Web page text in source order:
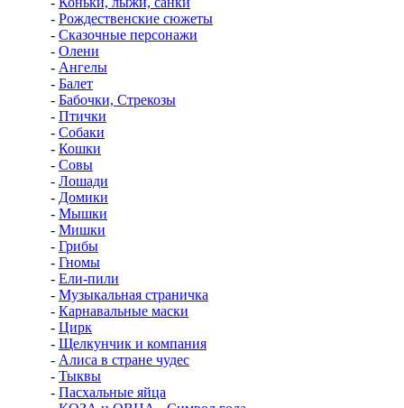
- Рождественские сюжеты
- Сказочные персонажи
- Олени
- Ангелы
- Балет
- Бабочки, Стрекозы
- Птички
- Собаки
- Кошки
- Совы
- Лошади
- Домики
- Мышки
- Мишки
- Грибы
- Гномы
- Ели-пили
- Музыкальная страничка
- Карнавальные маски
- Цирк
- Щелкунчик и компания
- Алиса в стране чудес
- Тыквы
- Пасхальные яйца